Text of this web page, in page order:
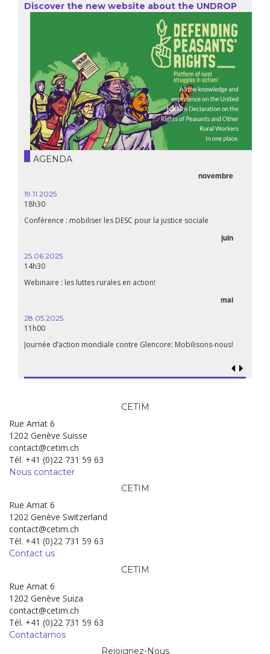
Discover the new website about the UNDROP
AGENDA
novembre
19.11.2025
18h30
Conférence : mobiliser les DESC pour la justice sociale
juin
25.06.2025
14h30
Webinaire : les luttes rurales en action!
mai
28.05.2025
11h00
Journée d’action mondiale contre Glencore: Mobilisons-nous!
CETIM
Rue Amat 6
1202 Genève Suisse
contact@cetim.ch
Tél. +41 (0)22 731 59 63
Nous contacter
CETIM
Rue Amat 6
1202 Genève Switzerland
contact@cetim.ch
Tél. +41 (0)22 731 59 63
Contact us
CETIM
Rue Amat 6
1202 Genève Suiza
contact@cetim.ch
Tél. +41 (0)22 731 59 63
Contactarnos
Rejoignez-Nous